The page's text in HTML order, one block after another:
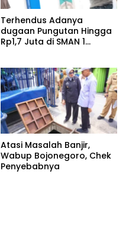
Terhendus Adanya
dugaan Pungutan Hingga
Rp1,7 Juta di SMAN 1
Saat Konfirmasi
Atasi Masalah Banjir,
Wabup Bojonegoro, Chek
Penyebabnya